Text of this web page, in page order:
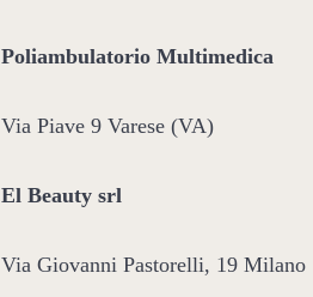
Poliambulatorio Multimedica
Via Piave 9 Varese (VA)
El Beauty srl
Via Giovanni Pastorelli, 19 Milano